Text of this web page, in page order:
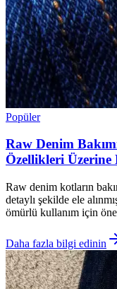
Popüler
Raw Denim
Özellikleri Üzerine
Raw denim kotların
detaylı şekilde ele
ömürlü kullanım için
Daha fazla bilgi edinin